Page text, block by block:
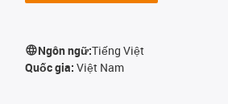
Ngôn ngữ:Tiếng Việt
Quốc gia: Việt Nam